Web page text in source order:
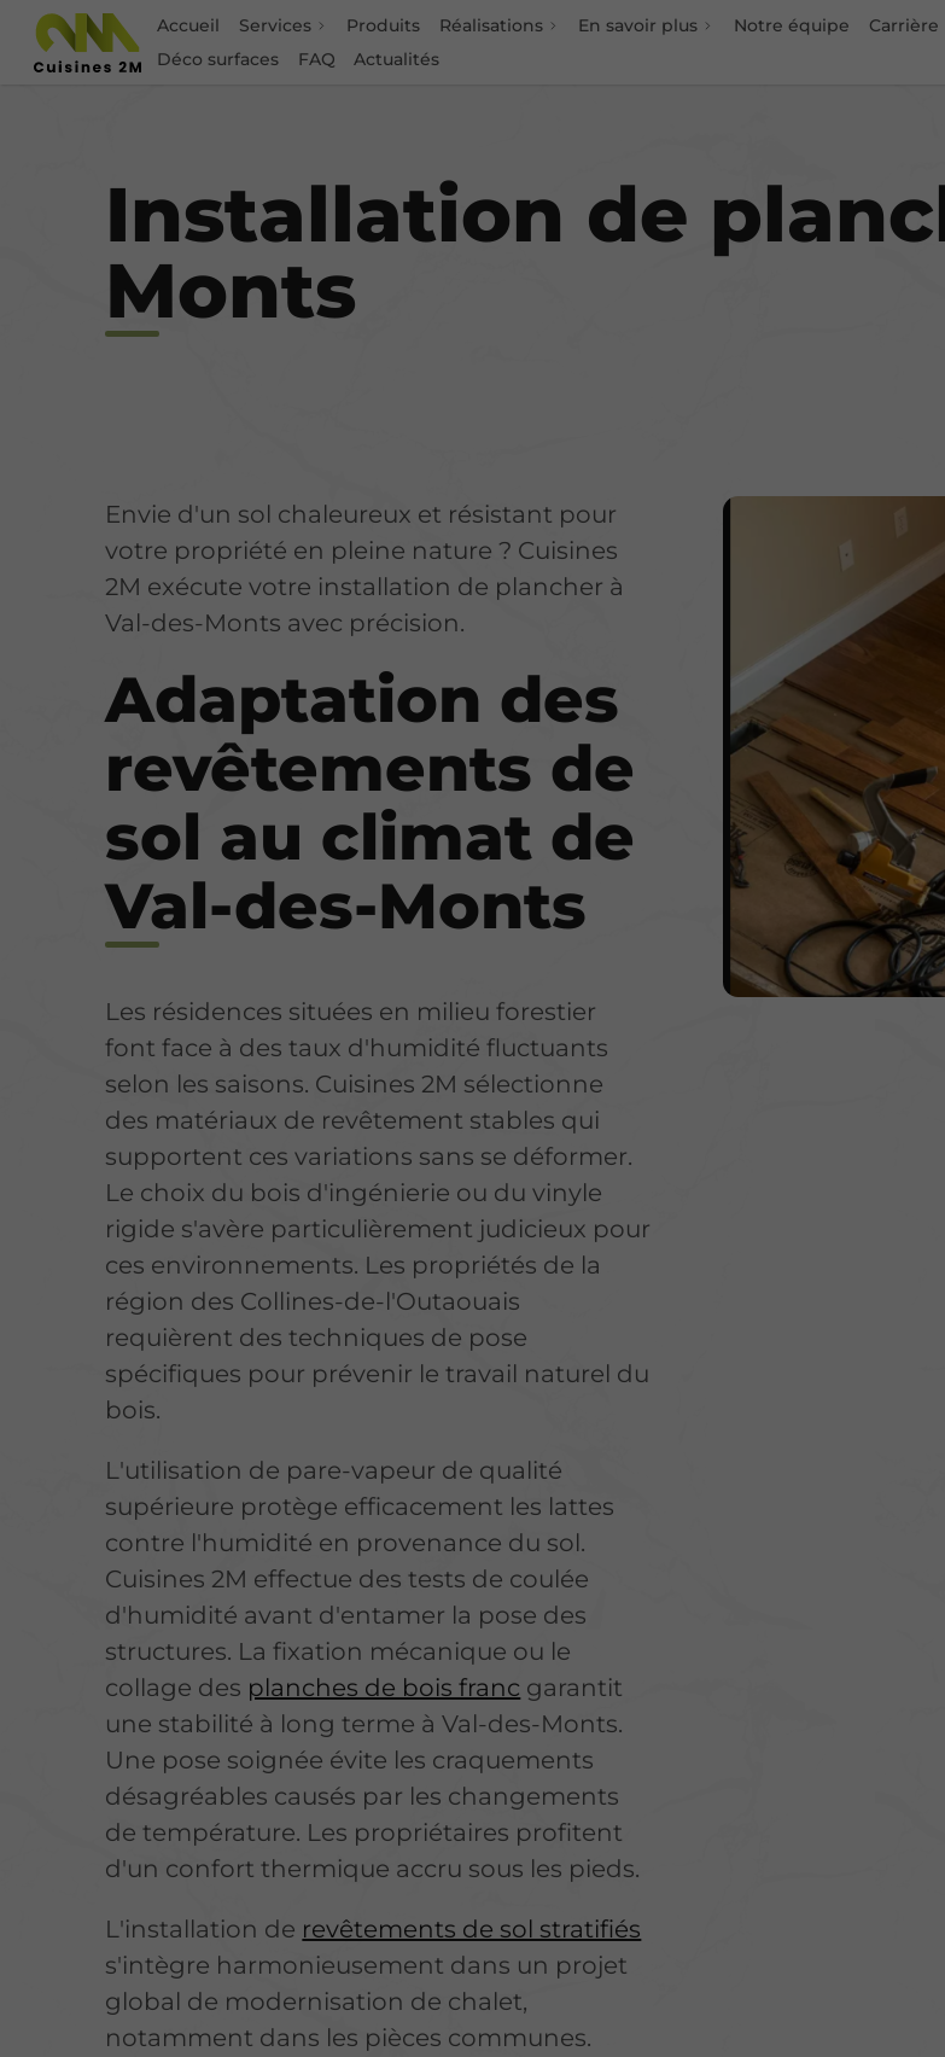
Accueil Services Produits Réalisations En savoir plus Notre équipe
Carrière
Déco surfaces
FAQ Actualités
Installation de
Monts
Envie d'un sol chaleureux et résistant pour
votre propriété en pleine nature ? Cuisines
2M exécute votre installation de plancher à
Val-des-Monts avec précision.
Adaptation des
revêtements de
sol au climat de
Val-des-Monts
Les résidences situées en milieu forestier
font face à des taux d'humidité fluctuants
selon les saisons. Cuisines 2M sélectionne
des matériaux de revêtement stables qui
supportent ces variations sans se déformer.
Le choix du bois d'ingénierie ou du vinyle
rigide s'avère particulièrement judicieux pour
ces environnements. Les propriétés de la
région des Collines-de-l'Outaouais
requièrent des techniques de pose
spécifiques pour prévenir le travail naturel du
bois.
L'utilisation de pare-vapeur de qualité
supérieure protège efficacement les lattes
contre l'humidité en provenance du sol.
Cuisines 2M effectue des tests de coulée
d'humidité avant d'entamer la pose des
structures. La fixation mécanique ou le
collage des planches de bois franc garantit
une stabilité à long terme à Val-des-Monts.
Une pose soignée évite les craquements
désagréables causés par les changements
de température. Les propriétaires profitent
d'un confort thermique accru sous les pieds.
L'installation de revêtements de sol stratifiés
s'intègre harmonieusement dans un projet
global de modernisation de chalet,
notamment dans les pièces communes.